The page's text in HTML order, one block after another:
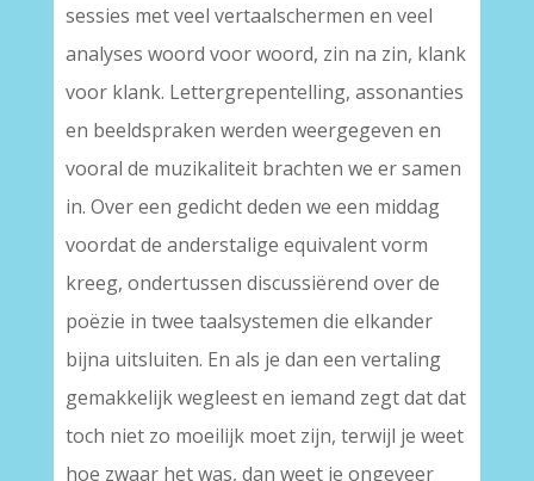
sessies met veel vertaalschermen en veel
analyses woord voor woord, zin na zin, klank
voor klank. Lettergrepentelling, assonanties
en beeldspraken werden weergegeven en
vooral de muzikaliteit brachten we er samen
in. Over een gedicht deden we een middag
voordat de anderstalige equivalent vorm
kreeg, ondertussen discussiërend over de
poëzie in twee taalsystemen die elkander
bijna uitsluiten. En als je dan een vertaling
gemakkelijk wegleest en iemand zegt dat dat
toch niet zo moeilijk moet zijn, terwijl je weet
hoe zwaar het was, dan weet je ongeveer